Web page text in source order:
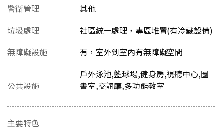
警衛管理
其他
垃圾處理
社區統一處理，專區堆置(有冷藏設備)
無障礙設施
有，室外到室內有無障礙空間
公共設施
戶外泳池,籃球場,健身房,視聽中心,圖
書室,交誼廳,多功能教室
主要特色